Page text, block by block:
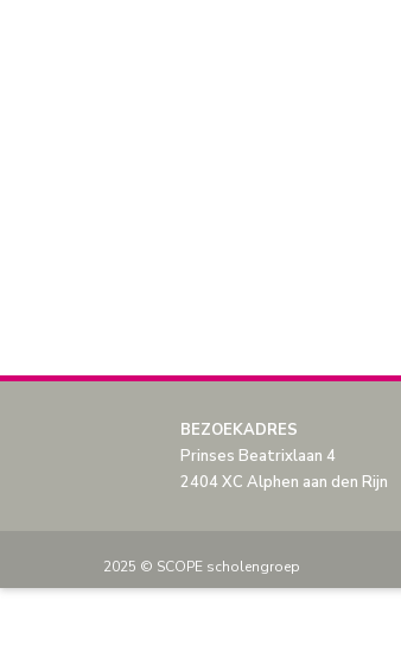
BEZOEKADRES
Prinses Beatrixlaan 4
2404 XC Alphen aan den Rijn
2025 © SCOPE scholengroep